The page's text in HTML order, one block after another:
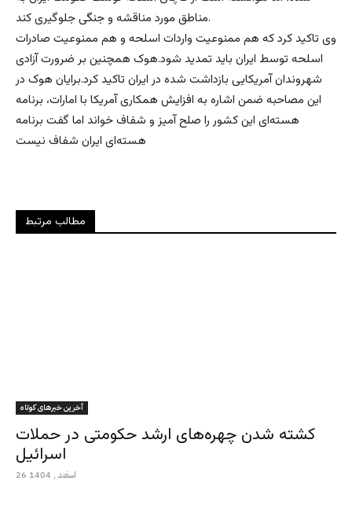
مناطق مورد مناقشه و جنگی جلوگیری کند.
وی تاکید کرد که هم ممنوعیت واردات اسلحه و هم ممنوعیت صادرات
اسلحه توسط ایران باید تمدید شود.هوک همچنین بر ضرورت آزادی
شهروندان آمریکایی بازداشت شده در ایران تاکید کرد.برایان هوک در
این مصاحبه ضمن اشاره به افزایش همکاری‌ آمریکا با امارات، برنامه
هسته‌ای این کشور را صلح آمیز و شفاف خواند اما گفت برنامه
هسته‌ای ایران شفاف نیست
مطالب مرتبط
آخرین خبرهای کوتاه
کشته شدن چهره‌های ارشد حکومتی در حملات
اسرائیل
26 اسفند , 1404